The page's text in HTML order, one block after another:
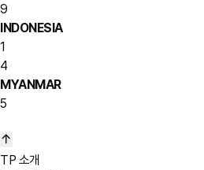
9
INDONESIA
1
4
MYANMAR
5
TP 소개